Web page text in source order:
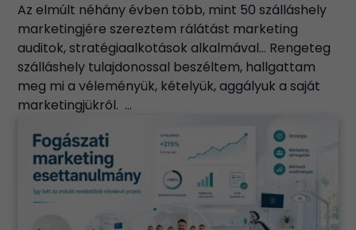
Az elmúlt néhány évben több, mint 50 szálláshely
marketingjére szereztem rálátást marketing
auditok, stratégiaalkotások alkalmával… Rengeteg
szálláshely tulajdonossal beszéltem, hallgattam
meg mi a véleményük, kételyük, aggályuk a saját
marketingjükről. ...